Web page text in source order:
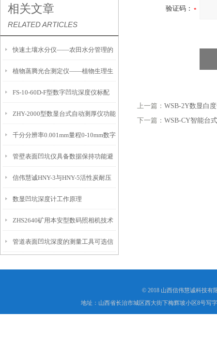
相关文章
RELATED ARTICLES
快速土壤水分仪——农田水分管理的
便携式检测工具
植物蒸腾光合测定仪——植物生理生
态的实时监测设备
FS-10-60D-F型数字凹坑深度仪标配
IP54级表头分辨率0.01mm量程
10mm！
ZHY-2000型数显台式自动测厚仪功能
特点
千分分辨率0.001mm量程0-10mm数字
埋头度仪技术参数！
管壁表面凹坑仪具备数据保持功能避
免测试过程中测针移动导致数据变动
信伟慧诚HNY-3与HNY-5活性炭耐压
强度测定仪技术参数！
数显凹坑深度计工作原理
ZHS2640矿用本安型数码照相机技术
参数！
管道表面凹坑深度的测量工具可选信
验证码：
上一篇： WSB-2Y数显白
下一篇： WSB-CY智能台
© 2018 山西信伟慧诚科技有
地址：山西省长治市城区西大街下梅辉坡小区8号写